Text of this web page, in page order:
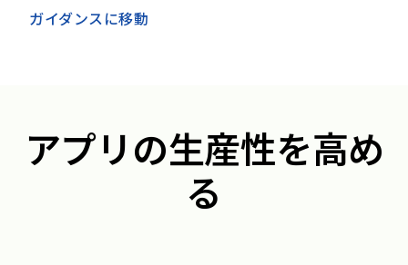
ガイダンスに移動
アプリの生産性を高め
る